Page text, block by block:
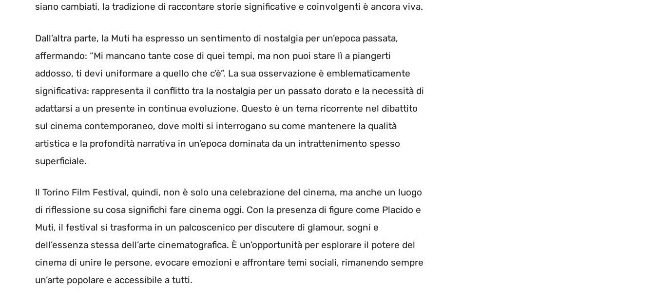
siano cambiati, la tradizione di raccontare storie significative e coinvolgenti è ancora viva.
Dall’altra parte, la Muti ha espresso un sentimento di nostalgia per un’epoca passata,
affermando: “Mi mancano tante cose di quei tempi, ma non puoi stare lì a piangerti
addosso, ti devi uniformare a quello che c’è”. La sua osservazione è emblematicamente
significativa: rappresenta il conflitto tra la nostalgia per un passato dorato e la necessità di
adattarsi a un presente in continua evoluzione. Questo è un tema ricorrente nel dibattito
sul cinema contemporaneo, dove molti si interrogano su come mantenere la qualità
artistica e la profondità narrativa in un’epoca dominata da un intrattenimento spesso
superficiale.
Il Torino Film Festival, quindi, non è solo una celebrazione del cinema, ma anche un luogo
di riflessione su cosa significhi fare cinema oggi. Con la presenza di figure come Placido e
Muti, il festival si trasforma in un palcoscenico per discutere di glamour, sogni e
dell’essenza stessa dell’arte cinematografica. È un’opportunità per esplorare il potere del
cinema di unire le persone, evocare emozioni e affrontare temi sociali, rimanendo sempre
un’arte popolare e accessibile a tutti.